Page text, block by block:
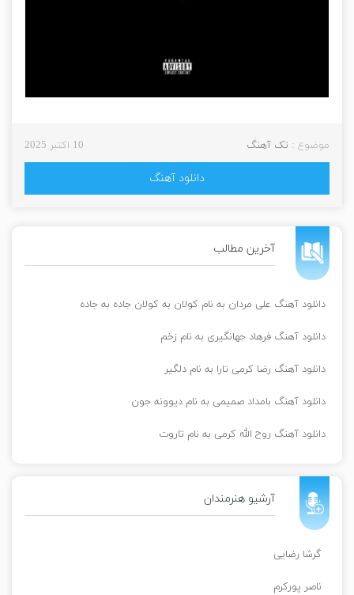
آخرین مطالب
دانلود آهنگ علی مردان به نام کولان به کولان جاده به جاده
دانلود آهنگ فرهاد جهانگیری به نام زخم
دانلود آهنگ رضا کرمی تارا به نام دلگیر
دانلود آهنگ بامداد صمیمی به نام دیوونه جون
دانلود آهنگ روح الله کرمی به نام تاروت
آرشیو هنرمندان
گرشا رضایی
ناصر پورکرم
موضوع : تک آهنگ 10 اکتبر 2025
دانلود آهنگ